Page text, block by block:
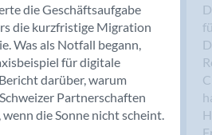
die Geschäftsaufgabe
die kurzfristige Migration
Was als Notfall begann,
für digitale
darüber, warum
Partnerschaften
wenn die Sonne nicht scheint.